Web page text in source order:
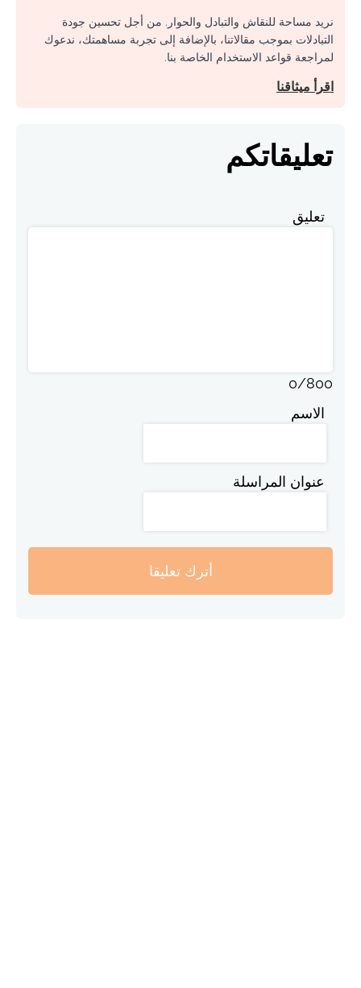
نريد مساحة للنقاش والتبادل والحوار. من أجل تحسين جودة
التبادلات بموجب مقالاتنا، بالإضافة إلى تجربة مساهمتك، ندعوك
لمراجعة قواعد الاستخدام الخاصة بنا.
اقرأ ميثاقنا
تعليقاتكم
تعليق
0/800
الاسم
عنوان المراسلة
أترك تعليقا